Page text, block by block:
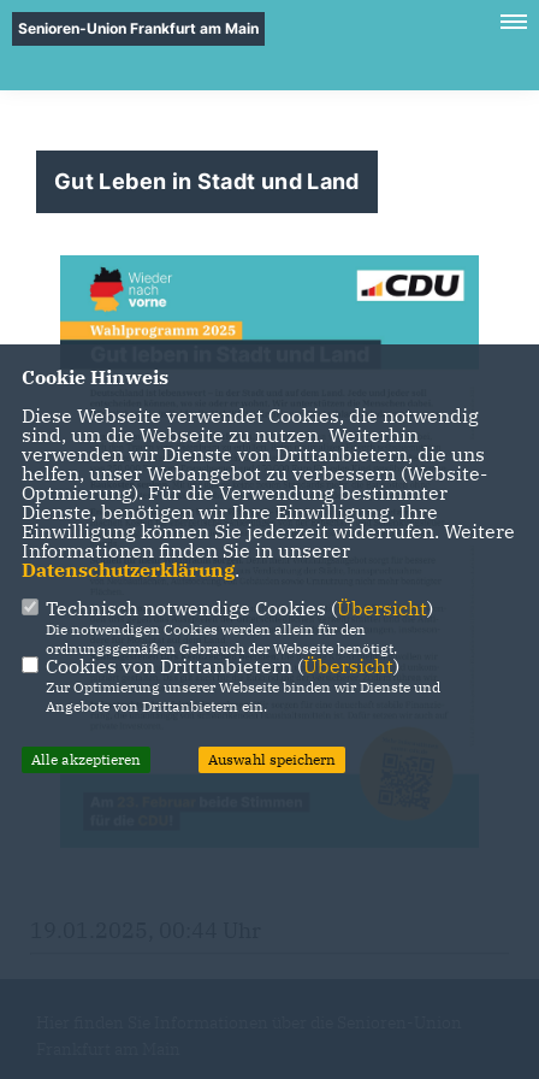
Senioren-Union Frankfurt am Main
Gut Leben in Stadt und Land
Cookie Hinweis
Diese Webseite verwendet Cookies, die notwendig
sind, um die Webseite zu nutzen. Weiterhin
verwenden wir Dienste von Drittanbietern, die uns
helfen, unser Webangebot zu verbessern (Website-
Optmierung). Für die Verwendung bestimmter
Dienste, benötigen wir Ihre Einwilligung. Ihre
Einwilligung können Sie jederzeit widerrufen. Weitere
Informationen finden Sie in unserer
Datenschutzerklärung.
Technisch notwendige Cookies (Übersicht)
Die notwendigen Cookies werden allein für den
ordnungsgemäßen Gebrauch der Webseite benötigt.
Cookies von Drittanbietern (Übersicht)
Zur Optimierung unserer Webseite binden wir Dienste und
Angebote von Drittanbietern ein.
Alle akzeptieren Auswahl speichern